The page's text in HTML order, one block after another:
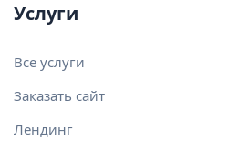
Услуги
Все услуги
Заказать сайт
Лендинг